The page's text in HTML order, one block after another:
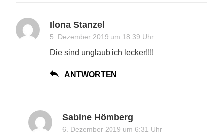
Ilona Stanzel
5. Dezember 2019 um 18:39 Uhr
Die sind unglaublich lecker!!!!
ANTWORTEN
Sabine Hömberg
6. Dezember 2019 um 6:31 Uhr